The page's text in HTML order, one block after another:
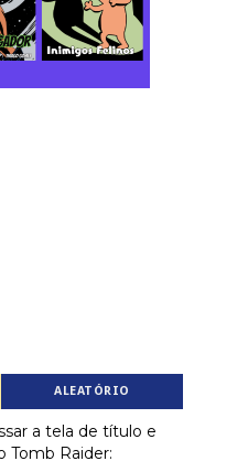
ALEATÓRIO
a tela de título e
Tomb Raider: